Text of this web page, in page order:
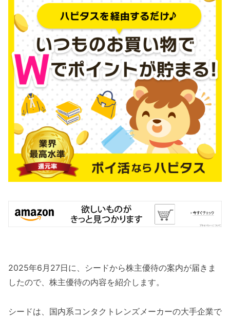
2025年6月27日に、シードから株主優待の案内が届きま
したので、株主優待の内容を紹介します。
シードは、国内系コンタクトレンズメーカーの大手企業で